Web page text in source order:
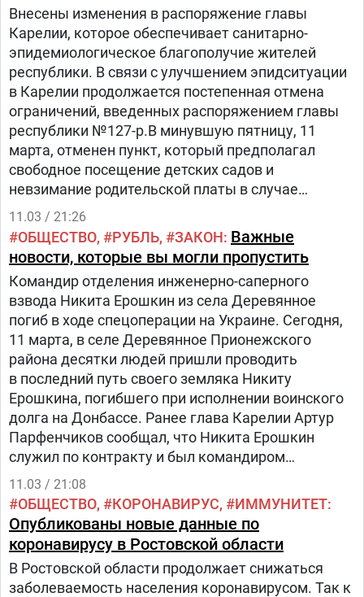
Внесены изменения в распоряжение главы
Карелии, которое обеспечивает санитарно-
эпидемиологическое благополучие жителей
республики. В связи с улучшением эпидситуации
в Карелии продолжается постепенная отмена
ограничений, введенных распоряжением главы
республики №127-р.В минувшую пятницу, 11
марта, отменен пункт, который предполагал
свободное посещение детских садов и
невзимание родительской платы в случае
принятия родителями решения о свободном
посещении. Об этом сообщается на сайте
правительства республики.
11.03 / 21:26
ОБЩЕСТВО РУБЛЬ ЗАКОН Важные
новости, которые вы могли пропустить
Командир отделения инженерно-саперного
взвода Никита Ерошкин из села Деревянное
погиб в ходе спецоперации на Украине. Сегодня,
11 марта, в селе Деревянное Прионежского
района десятки людей пришли проводить
в последний путь своего земляка Никиту
Ерошкина, погибшего при исполнении воинского
долга на Донбассе. Ранее глава Карелии Артур
Парфенчиков сообщал, что Никита Ерошкин
служил по контракту и был командиром
отделения инженерно-саперного взвода.
11.03 / 21:08
ОБЩЕСТВО КОРОНАВИРУС ИММУНИТЕТ
Опубликованы новые данные по
коронавирусу в Ростовской области
В Ростовской области продолжает снижаться
заболеваемость населения коронавирусом. Так к